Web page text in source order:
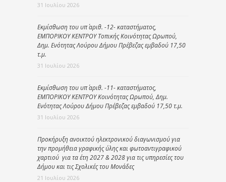
31 Ιουλίου 2026
Εκμίσθωση του υπ΄ αριθ. -12- καταστήματος,
ΕΜΠΟΡΙΚΟΥ ΚΕΝΤΡΟΥ Τοπικής Κοινότητας Ωρωπού,
Δημ. Ενότητας Λούρου Δήμου Πρέβεζας εμβαδού 17,50
τ.μ.
31 Ιουλίου 2026
Εκμίσθωση του υπ΄ αριθ. -11- καταστήματος,
ΕΜΠΟΡΙΚΟΥ ΚΕΝΤΡΟΥ Κοινότητας Ωρωπού, Δημ.
Ενότητας Λούρου Δήμου Πρέβεζας εμβαδού 17,50 τ.μ.
31 Ιουλίου 2026
Προκήρυξη ανοικτού ηλεκτρονικού διαγωνισμού για
την προμήθεια γραφικής ύλης και φωτοαντιγραφικού
χαρτιού για τα έτη 2027 & 2028 για τις υπηρεσίες του
Δήμου και τις Σχολικές του Μονάδες
21 Ιουλίου 2026